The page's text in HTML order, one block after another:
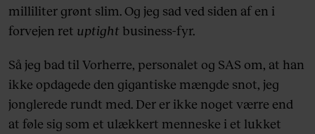
milliliter grønt slim. Og jeg sad ved siden af en i
forvejen ret uptight business-fyr.
Så jeg bad til Vorherre, personalet og SAS om, at han
ikke opdagede den gigantiske mængde snot, jeg
jonglerede rundt med. Der er ikke noget værre end
at føle sig som et ulækkert menneske i et lukket